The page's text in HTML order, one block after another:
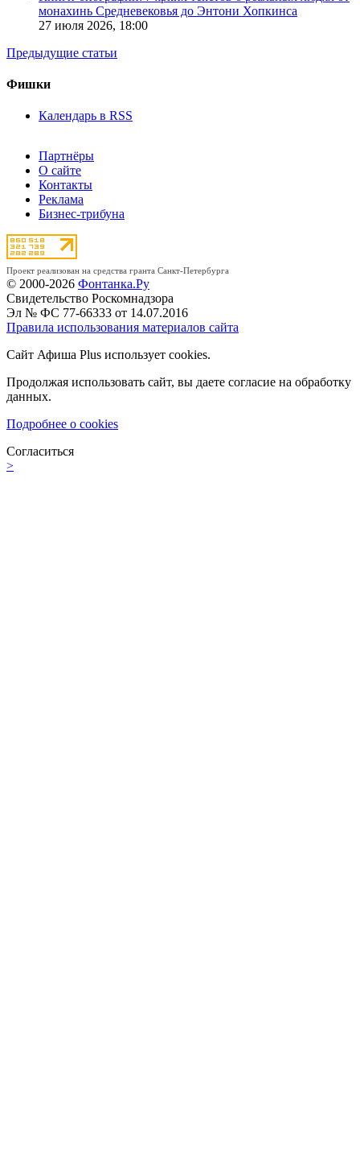
монахинь Средневековья до Энтони Хопкинса
27 июля 2026, 18:00
Предыдущие статьи
Фишки
Календарь в RSS
Партнёры
О сайте
Контакты
Реклама
Бизнес-трибуна
Проект реализован на средства гранта Санкт-Петербурга
© 2000-2026 Фонтанка.Ру
Свидетельство Роскомнадзора
Эл № ФС 77-66333 от 14.07.2016
Правила использования материалов сайта
Сайт Афиша Plus использует cookies.
Продолжая использовать сайт, вы даете согласие на обработку
данных.
Подробнее о cookies
Согласиться
>